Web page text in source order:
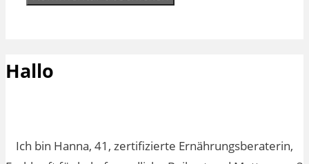
Hallo
Ich bin Hanna, 41, zertifizierte Ernährungsberaterin,